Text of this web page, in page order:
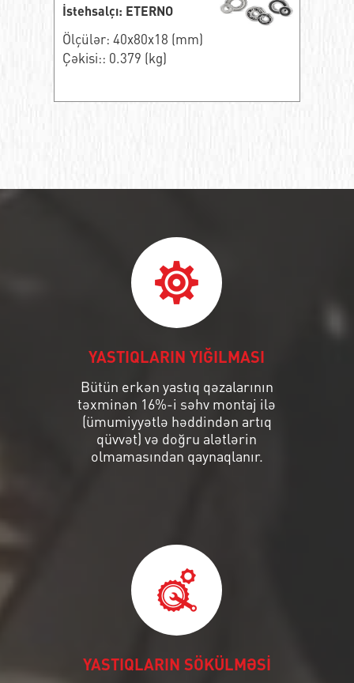
İstehsalçı: ETERNO
Ölçülər: 40x80x18 (mm)
Çəkisi:: 0.379 (kg)
YASTIQLARIN YIĞILMASI
Bütün erkən yastıq qəzalarının
təxminən 16%-i səhv montaj ilə
(ümumiyyətlə həddindən artıq
qüvvət) və doğru alətlərin
olmamasından qaynaqlanır.
YASTIQLARIN SÖKÜLMƏSİ